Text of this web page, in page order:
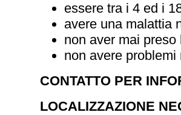
essere tra i 4 ed i
avere una malattia
non aver mai
non avere problemi
CONTATTO PER
LOCALIZZAZIONE